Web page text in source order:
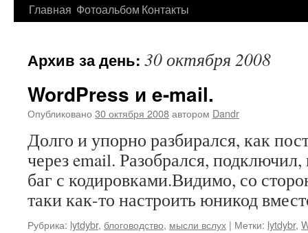
Перейти
содержимому
Главная Фотоальбом Контакты
Архив за день: 30 октября 2008
WordPress и e-mail.
Опубликовано 30 октября 2008автором Dandr
Долго и упорно разбирался, как
через email. Разобрался,
баг с кодировками.Видимо, со
таки как-то настроить юникод
Рубрика: lytdybr, блоговодство, мысли вслух | Метки: lytdybr,